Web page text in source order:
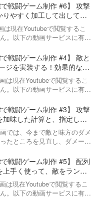
ジが、50%以下
にする。20%以
らい、その金額
たら、敵ごとに
もらえるように
る値を設定す
に表示する。
で戦闘ゲーム制作 #6】 攻撃
りやすく加工して出してみ
は現在Youtubeで閲覧するこ
。以下の動画サービスに有料
factory-programming-mv.co…
で戦闘ゲーム制作 #4】 敵と
ジを実装する！効果的なア
処理（transition）まで
は現在Youtubeで閲覧するこ
。以下の動画サービスに有料
factory-programming-mv.c…
で戦闘ゲーム制作 #3】 攻撃
加味した計算と、指定した
数を出してゲーム性を出
では、今まで敵と味方のダメ
たところを見直し、ダメージ
をやってみます。さらに敵と味
御力を設定することによっ…
で戦闘ゲーム制作 #5】 配列
上手く使って、敵をランダ
方法
は現在Youtubeで閲覧するこ
。以下の動画サービスに有料